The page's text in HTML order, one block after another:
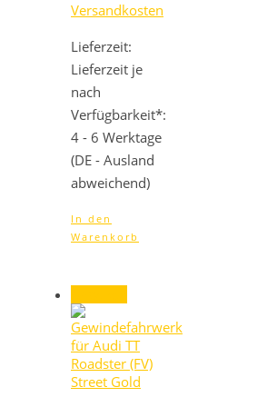
Versandkosten
Lieferzeit:
Lieferzeit je
nach
Verfügbarkeit*:
4 - 6 Werktage
(DE - Ausland
abweichend)
In den
Warenkorb